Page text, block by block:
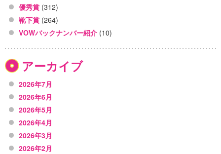
優秀賞 (312)
靴下賞 (264)
VOWバックナンバー紹介 (10)
アーカイブ
2026年7月
2026年6月
2026年5月
2026年4月
2026年3月
2026年2月